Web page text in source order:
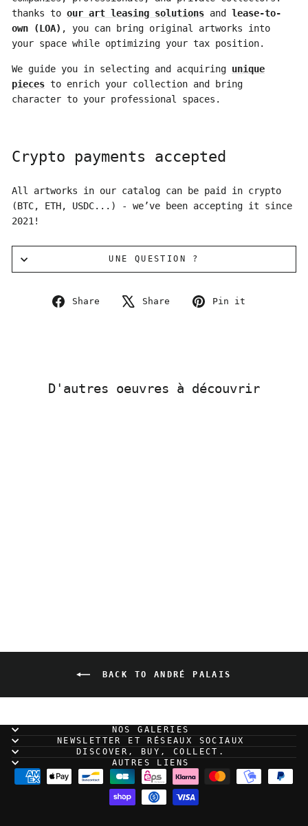
thanks to our art leasing solutions and lease-to-
own (LOA) , you can bring original artworks into
your space while optimizing your tax position.
We guide you in selecting and acquiring unique
pieces to enrich your collection and bring
character to your professional spaces.
Crypto payments accepted
All artworks in our catalog can be paid in crypto
(BTC, ETH, USDC...) - we’ve been accepting it since
2021!
UNE QUESTION ?
Share
Share
Share
Tweet
Pin it
D'autres oeuvres à découvrir
BACK TO ANDRÉ PALAIS
NOS GALERIES
NEWSLETTER ET RÉSEAUX SOCIAUX
DISCOVER, BUY, COLLECT.
AUTRES LIENS